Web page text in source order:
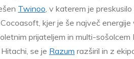
Twinoo , v katerem je
kjer je še največ energije
prijateljem in multi-sošolcem
se je Razum razširil in z